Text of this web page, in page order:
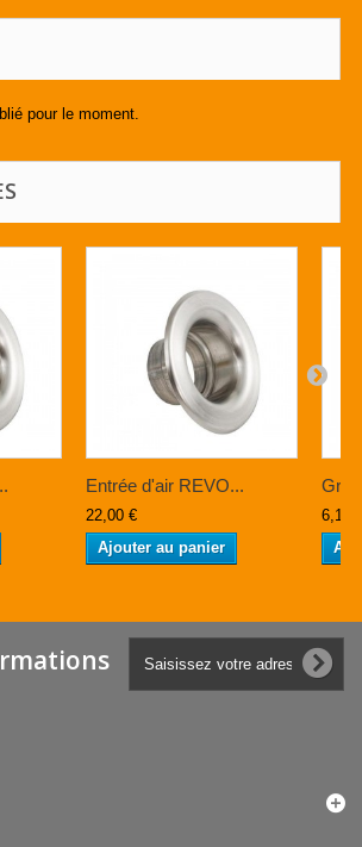
pour le moment.
Entrée d'air REVO...
22,00 €
Ajouter au panier
6,10